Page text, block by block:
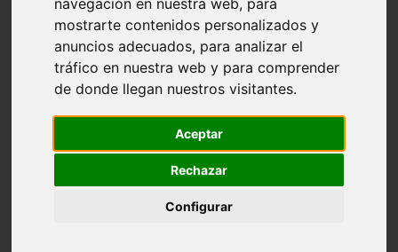
navegación en nuestra web, para
mostrarte contenidos personalizados y
anuncios adecuados, para analizar el
tráfico en nuestra web y para comprender
de donde llegan nuestros visitantes.
Aceptar
Rechazar
Configurar
comportamiento
protagonistas
reptiles
abandono
ferias
iberzoo propet
estanques